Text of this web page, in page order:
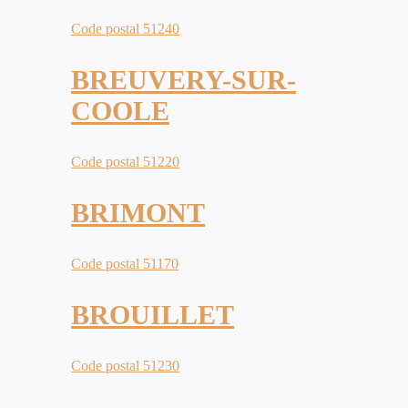
Code postal 51240
BREUVERY-SUR-
COOLE
Code postal 51220
BRIMONT
Code postal 51170
BROUILLET
Code postal 51230